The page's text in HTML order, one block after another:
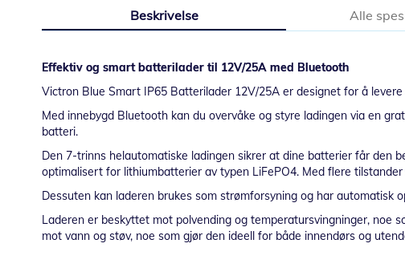
av
Beskrivelse
Effektiv og smart batterilader til 12V/25A med Bluetooth
Victron Blue Smart IP65 Batterilader 12V/25A er designet for å
Med innebygd Bluetooth kan du overvåke og styre ladingen via en
batteri.
Den 7-trinns helautomatiske ladingen sikrer at dine batterier får den
optimalisert for lithiumbatterier av typen LiFePO4. Med flere
Dessuten kan laderen brukes som strømforsyning og har automatisk
Laderen er beskyttet mot polvending og temperatursvingninger, noe
mot vann og støv, noe som gjør den ideell for både innendørs og
Alle